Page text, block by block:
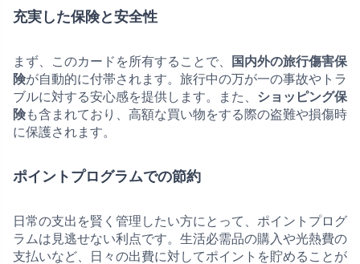
充実した保険と安全性
まず、このカードを所有することで、
国内外の旅行傷害保
険が自動的に付帯されます。旅行中の万が一の事故やトラ
ブルに対する安心感を提供します。また、 ショッピング保
険も含まれており、高額な買い物をする際の盗難や損傷時
に保護されます。
ポイントプログラムでの節約
日常の支出を賢く管理したい方にとって、ポイントプログ
ラムは見逃せない利点です。生活必需品の購入や光熱費の
支払いなど、日々の出費に対してポイントを貯めることが